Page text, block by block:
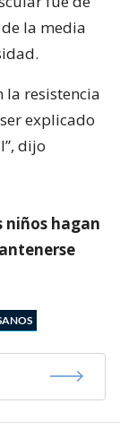
la media
la resistencia
explicado
dijo
niños hagan